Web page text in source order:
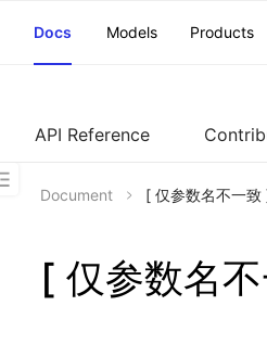
Docs Models Products
API Reference
Document [ 仅参数名不一
[ 仅参数名